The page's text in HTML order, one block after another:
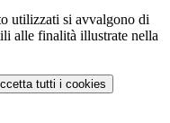
utilizzati si avvalgono di
alle finalità illustrate nella
tutti i cookies